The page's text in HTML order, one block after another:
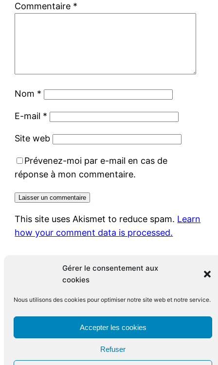
Gérer le consentement aux
cookies
Nous utilisons des cookies pour optimiser notre site web et notre service.
Accepter les cookies
Refuser
Commentaire *
Nom *
E-mail *
Site web
Prévenez-moi par e-mail en cas de
réponse à mon commentaire.
This site uses Akismet to reduce spam. Learn
how your comment data is processed.
Le blog de François Leclerc